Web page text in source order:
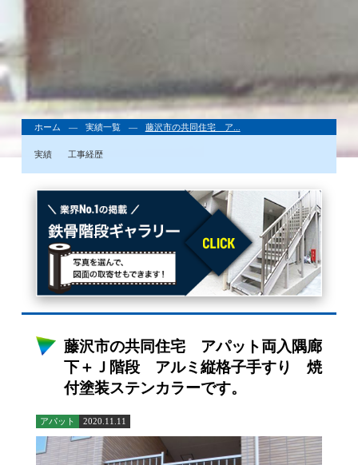
ホーム 実績一覧 藤沢市の共同住宅 ア...
実績 工事経歴
藤沢市の共同住宅 アパット両入隅廊
下＋Ｊ階段 アルミ縦格子手すり 焼
付塗装ステンカラーです。
アパット 2020.11.11